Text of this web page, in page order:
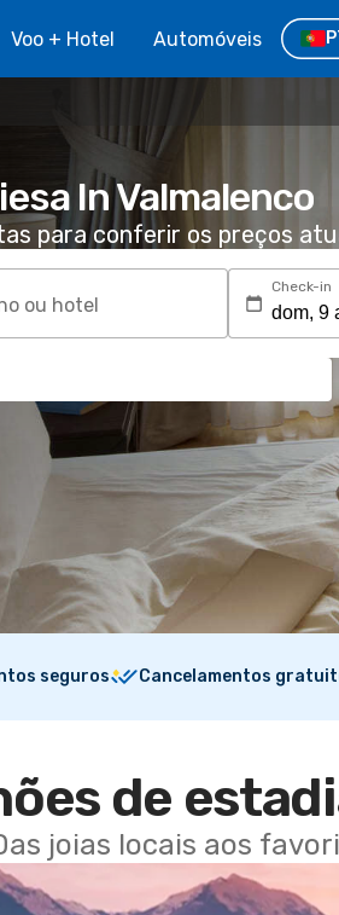
Voo + Hotel Automóveis
In Valmalenco
para conferir os preços
ou hotel
Check-in
seguros Cancelamentos
de
joias locais aos